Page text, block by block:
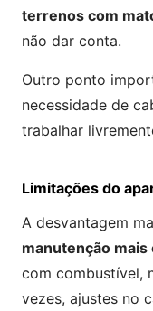
terrenos com
não dar conta.
Outro ponto
necessidade de
trabalhar
Limitações do
A desvantagem
manutenção mais
com combustível,
vezes, ajustes no